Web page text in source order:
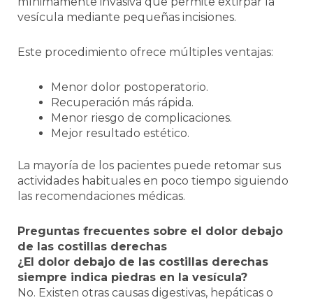
vesícula mediante pequeñas incisiones.
Este procedimiento ofrece múltiples ventajas:
Menor dolor postoperatorio.
Recuperación más rápida.
Menor riesgo de complicaciones.
Mejor resultado estético.
La mayoría de los pacientes puede retomar sus
actividades habituales en poco tiempo siguiendo
las recomendaciones médicas.
Preguntas frecuentes sobre el dolor debajo
de las costillas derechas
¿El dolor debajo de las costillas derechas
siempre indica piedras en la vesícula?
No. Existen otras causas digestivas, hepáticas o